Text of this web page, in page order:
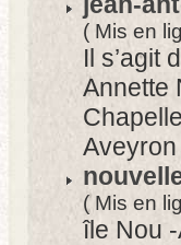
( Mis en
Il s’agit
Annette
( Mis en
île Nou